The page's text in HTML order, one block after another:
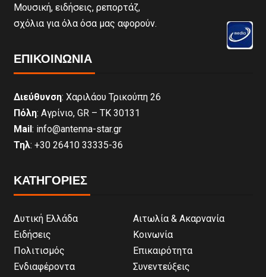
Μουσική, ειδήσεις, ρεπορτάζ,
σχόλια για όλα όσα μας αφορούν.
ΕΠΙΚΟΙΝΩΝΊΑ
Διεύθυνση: Χαριλάου Τρικούπη 26
Πόλη: Αγρίνιο, GR – ΤΚ 30131
Mail : info@antenna-star.gr
Τηλ: +30 26410 33335-36
ΚΑΤΗΓΟΡΙΕΣ
Δυτική Ελλάδα
Αιτωλία & Ακαρνανία
Ειδήσεις
Κοινωνία
Πολιτισμός
Επικαιρότητα
Ενδιαφέροντα
Συνεντεύξεις